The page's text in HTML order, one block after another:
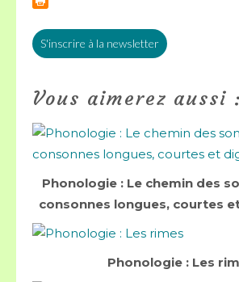
S'inscrire à la newsletter
Vous aimerez aussi :
Phonologie : Le chemin des
consonnes longues, courtes
Phonologie : Les